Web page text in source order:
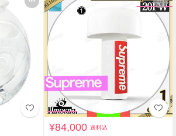
¥84,000送料込